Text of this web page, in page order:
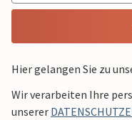
Hier gelangen Sie zu
Wir verarbeiten Ihre
unserer